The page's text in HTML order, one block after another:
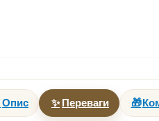
Опис ✨ Переваги 🎁